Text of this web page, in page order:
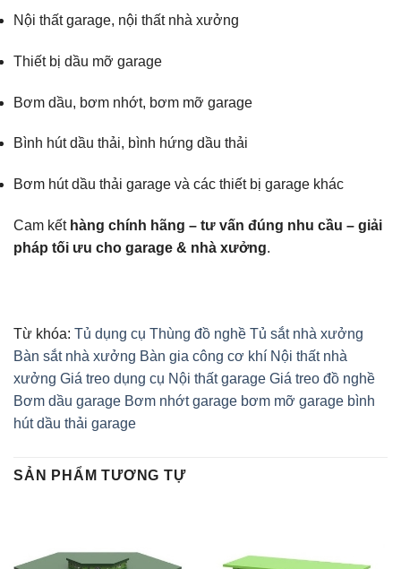
Nội thất garage, nội thất nhà xưởng
Thiết bị dầu mỡ garage
Bơm dầu, bơm nhớt, bơm mỡ garage
Bình hút dầu thải, bình hứng dầu thải
Bơm hút dầu thải garage và các thiết bị garage khác
Cam kết hàng chính hãng – tư vấn đúng nhu cầu – giải
pháp tối ưu cho garage & nhà xưởng.
Từ khóa: Tủ dụng cụ Thùng đồ nghề Tủ sắt nhà xưởng
Bàn sắt nhà xưởng Bàn gia công cơ khí Nội thất nhà
xưởng Giá treo dụng cụ Nội thất garage Giá treo đồ nghề
Bơm dầu garage Bơm nhớt garage bơm mỡ garage bình
hút dầu thải garage
SẢN PHẨM TƯƠNG TỰ